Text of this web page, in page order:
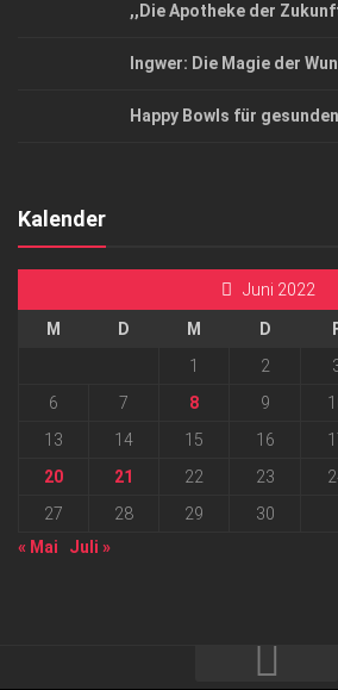
,,Die Apotheke der
Ingwer: Die Magie der
Happy Bowls für
Kalender
Juni 2022
M D M D
1
2
6
7 8 9
13
14 15 16
20
21 22 23
27
28 29
30
« Mai
Juli »